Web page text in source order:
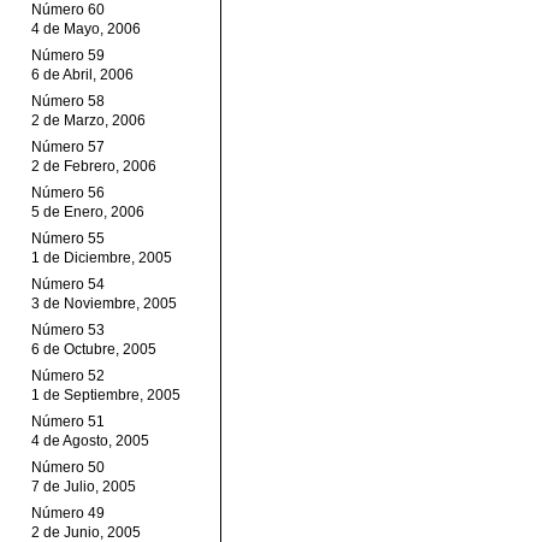
Número 60
4 de Mayo, 2006
Número 59
6 de Abril, 2006
Número 58
2 de Marzo, 2006
Número 57
2 de Febrero, 2006
Número 56
5 de Enero, 2006
Número 55
1 de Diciembre, 2005
Número 54
3 de Noviembre, 2005
Número 53
6 de Octubre, 2005
Número 52
1 de Septiembre, 2005
Número 51
4 de Agosto, 2005
Número 50
7 de Julio, 2005
Número 49
2 de Junio, 2005